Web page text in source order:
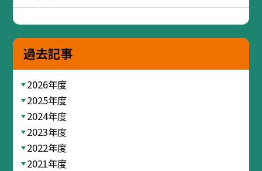
過去記事
2026年度
2025年度
2024年度
2023年度
2022年度
2021年度